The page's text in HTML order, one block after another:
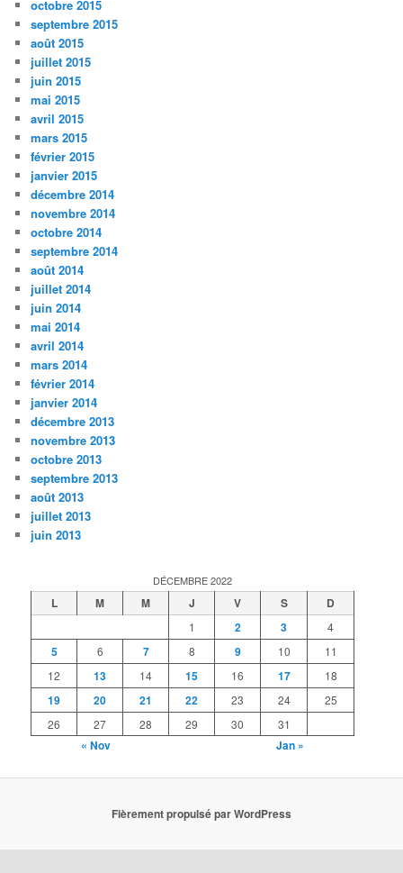
octobre 2015
septembre 2015
août 2015
juillet 2015
juin 2015
mai 2015
avril 2015
mars 2015
février 2015
janvier 2015
décembre 2014
novembre 2014
octobre 2014
septembre 2014
août 2014
juillet 2014
juin 2014
mai 2014
avril 2014
mars 2014
février 2014
janvier 2014
décembre 2013
novembre 2013
octobre 2013
septembre 2013
août 2013
juillet 2013
juin 2013
DÉCEMBRE 2022
L M M J V S D
1 2 3 4
5 6 7 8 9 10
11
12
13 14 15 16 17 18
19 20 21 22 23 24
25
26
27 28 29 30 31
« Nov Jan »
Fièrement propulsé par WordPress